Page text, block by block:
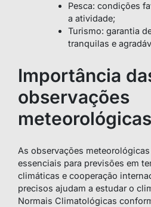
Pesca: condições
a atividade;
Turismo: garantia
tranquilas e
Importância
observações
As observações
essenciais para previsões em
climáticas e cooperação
precisos ajudam a estudar o
Normais Climatológicas